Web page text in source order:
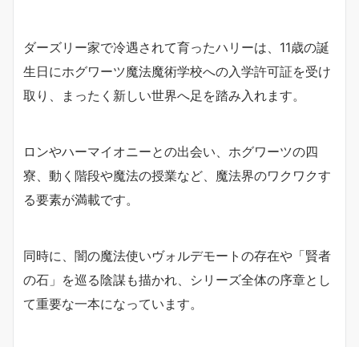
ダーズリー家で冷遇されて育ったハリーは、11歳の誕
生日にホグワーツ魔法魔術学校への入学許可証を受け
取り、まったく新しい世界へ足を踏み入れます。
ロンやハーマイオニーとの出会い、ホグワーツの四
寮、動く階段や魔法の授業など、魔法界のワクワクす
る要素が満載です。
同時に、闇の魔法使いヴォルデモートの存在や「賢者
の石」を巡る陰謀も描かれ、シリーズ全体の序章とし
て重要な一本になっています。